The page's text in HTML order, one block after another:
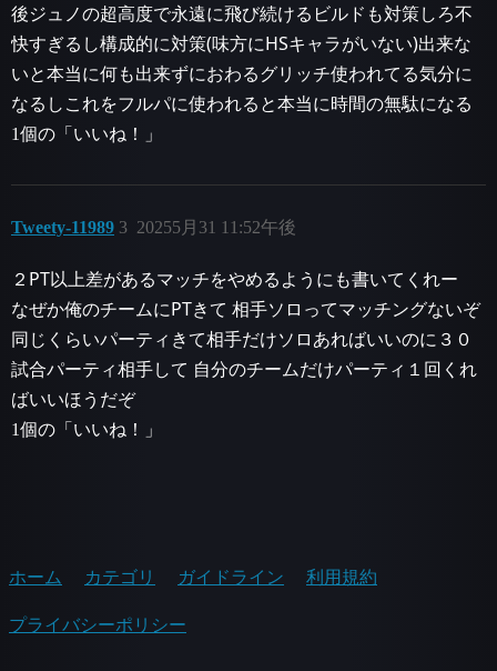
後ジュノの超高度で永遠に飛び続けるビルドも対策しろ不
快すぎるし構成的に対策(味方にHSキャラがいない)出来な
いと本当に何も出来ずにおわるグリッチ使われてる気分に
なるしこれをフルパに使われると本当に時間の無駄になる
1個の「いいね！」
Tweety-11989 20255月31 11:52午後
3
２PT以上差があるマッチをやめるようにも書いてくれー
なぜか俺のチームにPTきて 相手ソロってマッチングないぞ
同じくらいパーティきて相手だけソロあればいいのに３０
試合パーティ相手して 自分のチームだけパーティ１回くれ
ばいいほうだぞ
1個の「いいね！」
ホーム カテゴリ ガイドライン
利用規約
プライバシーポリシー